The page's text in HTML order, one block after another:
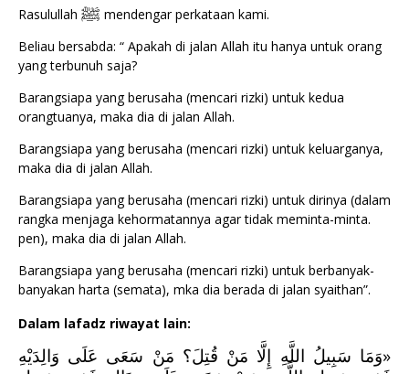
Rasulullah ﷺ mendengar perkataan kami.
Beliau bersabda: “ Apakah di jalan Allah itu hanya untuk orang
yang terbunuh saja?
Barangsiapa yang berusaha (mencari rizki) untuk kedua
orangtuanya, maka dia di jalan Allah.
Barangsiapa yang berusaha (mencari rizki) untuk keluarganya,
maka dia di jalan Allah.
Barangsiapa yang berusaha (mencari rizki) untuk dirinya (dalam
rangka menjaga kehormatannya agar tidak meminta-minta.
pen), maka dia di jalan Allah.
Barangsiapa yang berusaha (mencari rizki) untuk berbanyak-
banyakan harta (semata), mka dia berada di jalan syaithan”.
Dalam lafadz riwayat lain:
«وَمَا سَبِيلُ اللَّهِ إِلَّا مَنْ قُتِلَ؟ مَنْ سَعَى عَلَى وَالِدَيْهِ